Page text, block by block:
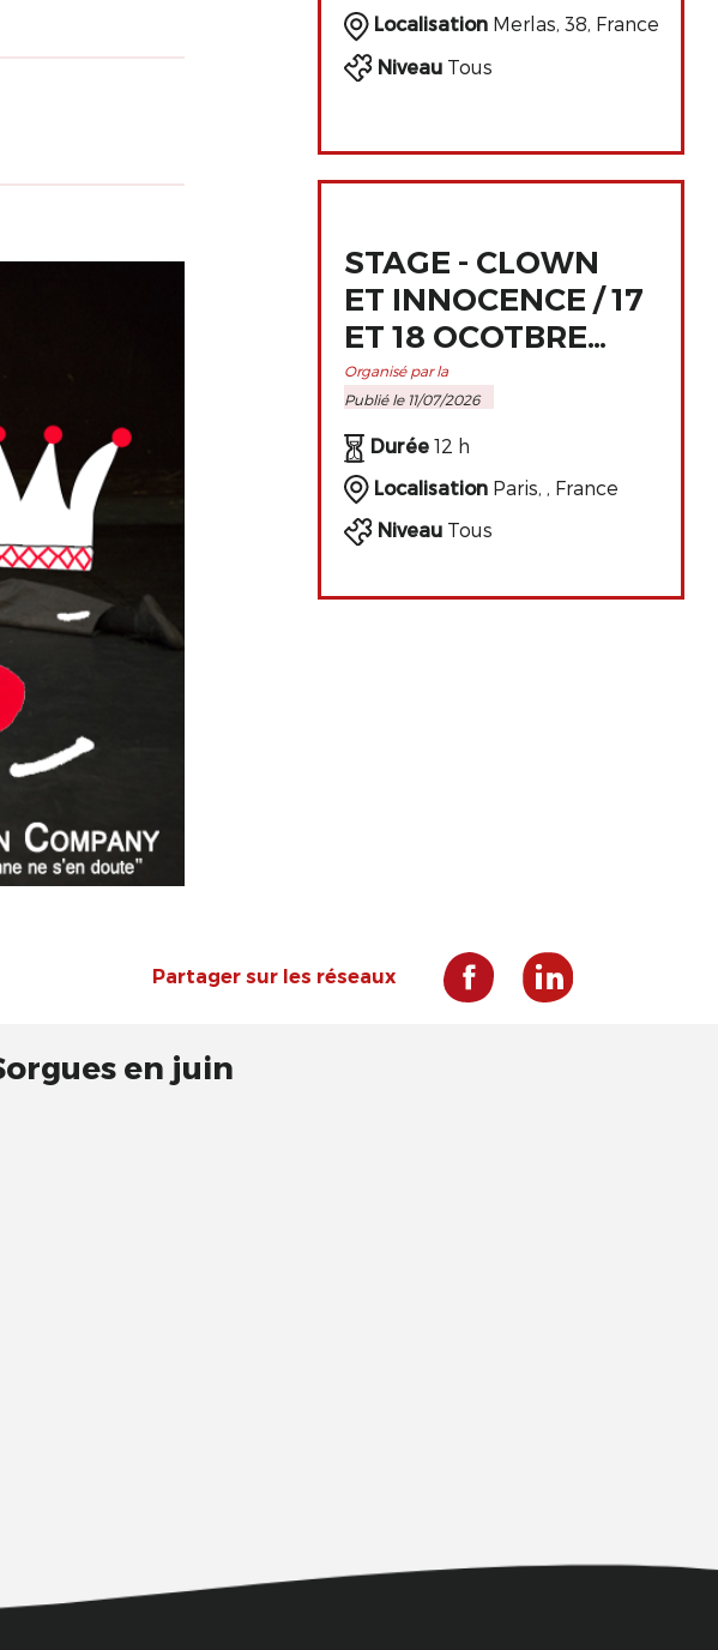
LocalisationMerlas, 38, France
NiveauTous
STAGE - CLOWN
ET INNOCENCE / 17
ET 18 OCOTBRE
2026 À PARIS
Organisé par la
Publié le 11/07/2026
Durée12 h
LocalisationParis, , France
NiveauTous
Partager sur les réseaux
en juin